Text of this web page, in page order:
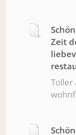
Zeit
Toller